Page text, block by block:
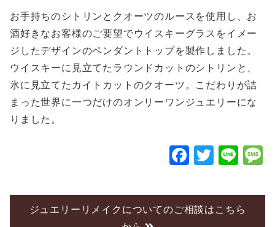
お手持ちのシトリンとクオーツのルースを使用し、お
酒好きなお客様のご要望でウイスキーグラスをイメー
ジしたデザインのペンダントトップを製作しました。
ウイスキーに見立てたラウンドカットのシトリンと、
氷に見立てたカイトカットのクオーツ。こだわりが詰
まった世界に一つだけのオンリーワンジュエリーにな
りました。
F
c
e
T
tt
er
Li
e
ジュエリーリメイクについてのご相談はこちら